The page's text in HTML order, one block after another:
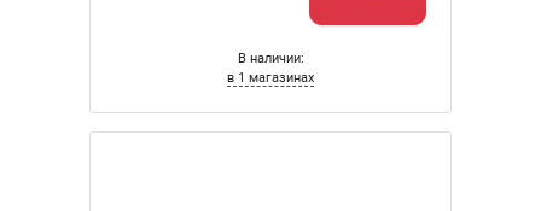
В наличии:
в 1 магазинах